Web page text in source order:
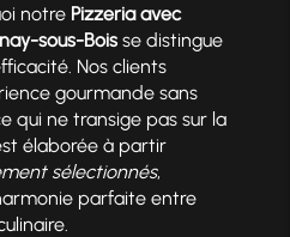
notre Pizzeria avec
sous-Boisse distingue
Nos clients
gourmande sans
qui ne transige pas sur la
élaborée à partir
sélectionnés,
parfaite entre